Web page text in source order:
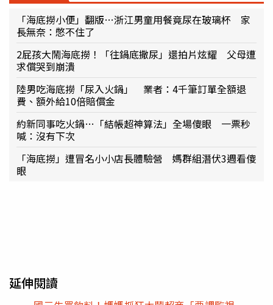
「海底撈小便」翻版…浙江男童用餐竟尿在玻璃杯 家
長無奈：憋不住了
2屁孩大鬧海底撈！「往鍋底撒尿」還拍片炫耀 父母遭
求償哭到崩潰
陸男吃海底撈「尿入火鍋」 業者：4千筆訂單全額退
費、額外給10倍賠償金
約新同事吃火鍋…「結帳超神算法」全場傻眼 一票秒
喊：沒有下次
「海底撈」遭冒名小小店長體驗營 媽群組潛伏3週看傻
眼
延伸閱讀